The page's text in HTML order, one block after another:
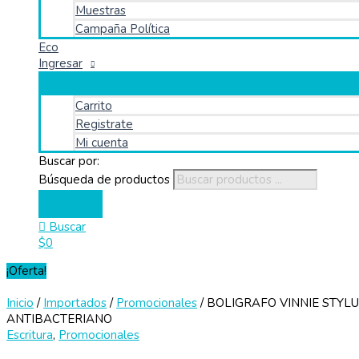
Muestras
Campaña Política
Eco
Ingresar
Carrito
Registrate
Mi cuenta
Buscar por:
Búsqueda de productos
Buscar
$0
¡Oferta!
Inicio / Importados/ Promocionales/ BOLIGRAFO VINNIE
ANTIBACTERIANO
Escritura, Promocionales